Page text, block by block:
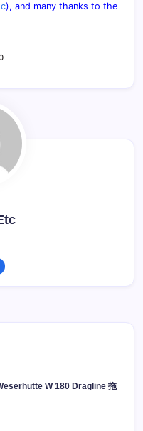
), and many thanks to the
W 180 Dragline 拖